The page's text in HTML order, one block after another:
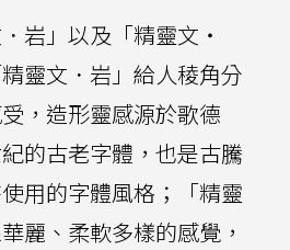
岩」以及「精靈文・
靈文．岩」給人稜角分
，造形靈感源於歌德
的古老字體，也是古騰
用的字體風格；「精靈
麗、柔軟多樣的感覺，